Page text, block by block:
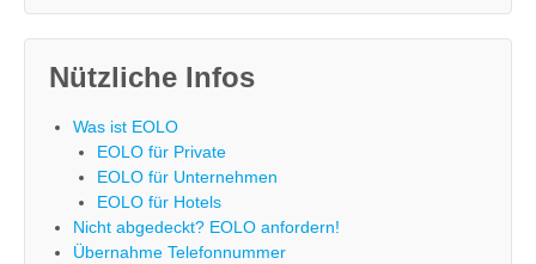
Nützliche Infos
Was ist EOLO
EOLO für Private
EOLO für Unternehmen
EOLO für Hotels
Nicht abgedeckt? EOLO anfordern!
Übernahme Telefonnummer